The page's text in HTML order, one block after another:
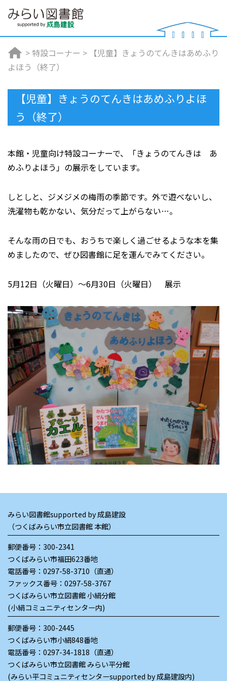
> 特設コーナー > 【児童】きょうのてんきはあめふり
よほう（終了）
【児童】きょうのてんきはあめふりよほ
う（終了）
本館・児童向け特設コーナーで、「きょうのてんきは あ
めふりよほう」の展示をしています。
しとしと、ジメジメの梅雨の季節です。外で遊べないし、
洗濯物も乾かない、気分だって上がらない…。
そんな雨の日でも、おうちで楽しく過ごせるような本を集
めましたので、ぜひ図書館に足を運んでみてください。
5月12日（火曜日）～6月30日（火曜日） 展示
みらい図書館supported by 成島建設
（つくばみらい市立図書館 本館）
郵便番号：300-2341
つくばみらい市福田623番地
電話番号： 0297-58-3710（直通）
ファックス番号：0297-58-3767
つくばみらい市立図書館 小絹分館
(小絹コミュニティセンター内)
郵便番号：300-2445
つくばみらい市小絹848番地
電話番号： 0297-34-1818（直通）
つくばみらい市立図書館 みらい平分館
(みらい平コミュニティセンターsupported by 成島建設内)